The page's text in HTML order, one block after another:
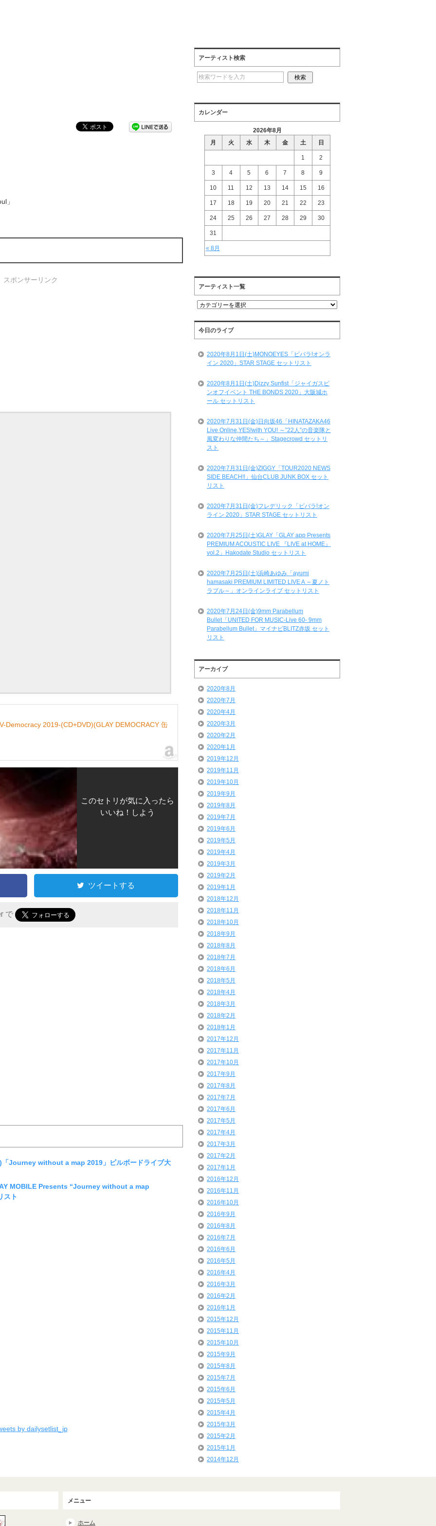
」
スポンサーリンク
Democracy 2019-(CD+DVD)(GLAY DEMOCRACY 缶
このセトリが気に入ったら
いいね！しよう
ツイートする
で
「Journey without a map 2019」ビルボードライブ大
MOBILE Presents “Journey without a map
スト
by dailysetlist_jp
アーティスト検索
カレンダー
2026年8月
月
火 水 木 金 土 日
« 8月
1 2
3 4 5 6 7 8 9
10 11 12 13 14 15 16
17 18 19 20 21 22 23
24 25 26 27 28 29 30
31
アーティスト一覧
ア
テ
ィ
ス
一
今日のライブ
2020年8月1日(土)MONOEYES「ビバラ!オンラ
イン 2020」STAR STAGE セットリスト
2020年8月1日(土)Dizzy Sunfist「ジャイガスピ
ンオフイベント THE BONDS 2020」大阪城ホ
ール セットリスト
2020年7月31日(金)日向坂46「HINATAZAKA46
Live Online,YES!with YOU! ～”22人”の音楽隊と
風変わりな仲間たち～」Stagecrowd セットリ
スト
2020年7月31日(金)ZIGGY「TOUR2020 NEWS
SIDE BEACH!!」仙台CLUB JUNK BOX セット
リスト
2020年7月31日(金)フレデリック「ビバラ!オン
ライン 2020」STAR STAGE セットリスト
2020年7月25日(土)GLAY「GLAY app Presents
PREMIUM ACOUSTIC LIVE 『LIVE at HOME』
vol.2」Hakodate Studio セットリスト
2020年7月25日(土)浜崎あゆみ「ayumi
hamasaki PREMIUM LIMITED LIVE A ～夏ノト
ラブル～」オンラインライブ セットリスト
2020年7月24日(金)9mm Parabellum
Bullet「UNITED FOR MUSIC-Live 60- 9mm
Parabellum Bullet」マイナビBLITZ赤坂 セット
リスト
アーカイブ
2020年8月
2020年7月
2020年4月
2020年3月
2020年2月
2020年1月
2019年12月
2019年11月
2019年10月
2019年9月
2019年8月
2019年7月
2019年6月
2019年5月
2019年4月
2019年3月
2019年2月
2019年1月
2018年12月
2018年11月
2018年10月
2018年9月
2018年8月
2018年7月
2018年6月
2018年5月
2018年4月
2018年3月
2018年2月
2018年1月
2017年12月
2017年11月
2017年10月
2017年9月
2017年8月
2017年7月
2017年6月
2017年5月
2017年4月
2017年3月
2017年2月
2017年1月
2016年12月
2016年11月
2016年10月
2016年9月
2016年8月
2016年7月
2016年6月
2016年5月
2016年4月
2016年3月
2016年2月
2016年1月
2015年12月
2015年11月
2015年10月
2015年9月
2015年8月
2015年7月
2015年6月
2015年5月
2015年4月
2015年3月
2015年2月
2015年1月
2014年12月
メニュー
ホーム